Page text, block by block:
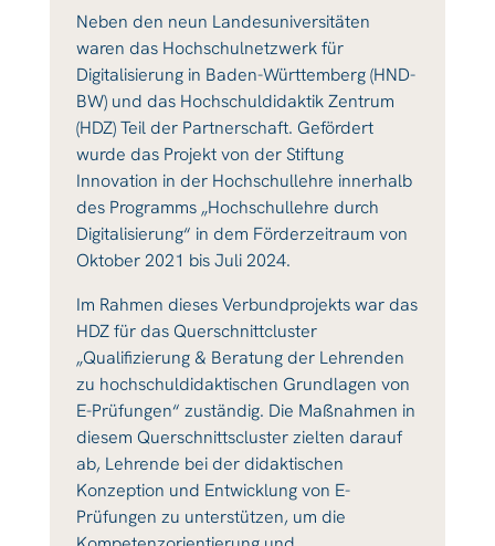
Neben den neun Landesuniversitäten
waren das Hochschulnetzwerk für
Digitalisierung in Baden-Württemberg (HND-
BW) und das Hochschuldidaktik Zentrum
(HDZ) Teil der Partnerschaft. Gefördert
wurde das Projekt von der Stiftung
Innovation in der Hochschullehre innerhalb
des Programms „Hochschullehre durch
Digitalisierung“ in dem Förderzeitraum von
Oktober 2021 bis Juli 2024.
Im Rahmen dieses Verbundprojekts war das
HDZ für das Querschnittcluster
„Qualifizierung & Beratung der Lehrenden
zu hochschuldidaktischen Grundlagen von
E-Prüfungen“ zuständig. Die Maßnahmen in
diesem Querschnittscluster zielten darauf
ab, Lehrende bei der didaktischen
Konzeption und Entwicklung von E-
Prüfungen zu unterstützen, um die